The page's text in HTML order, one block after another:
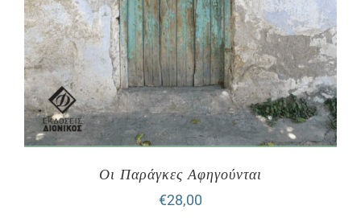
Οι Παράγκες Αφηγούνται
€28,00